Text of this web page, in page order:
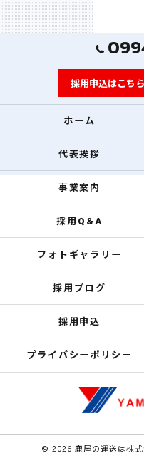
採用申込はこちら
ホーム
代表挨拶
事業案内
採用Q&A
フォトギャラリー
採用ブログ
採用申込
プライバシーポリシー
© 2026 鹿屋の運送は株式